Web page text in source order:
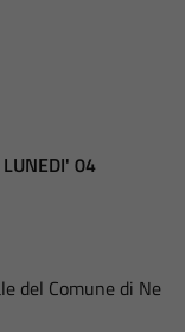
04
del Comune di Ne